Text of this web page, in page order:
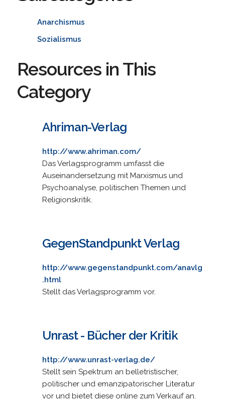
Anarchismus
Sozialismus
Resources in This
Category
Ahriman-Verlag
http://www.ahriman.com/
Das Verlagsprogramm umfasst die
Auseinandersetzung mit Marxismus und
Psychoanalyse, politischen Themen und
Religionskritik.
GegenStandpunkt Verlag
http://www.gegenstandpunkt.com/anavlg
.html
Stellt das Verlagsprogramm vor.
Unrast - Bücher der Kritik
http://www.unrast-verlag.de/
Stellt sein Spektrum an belletristischer,
politischer und emanzipatorischer Literatur
vor und bietet diese online zum Verkauf an.